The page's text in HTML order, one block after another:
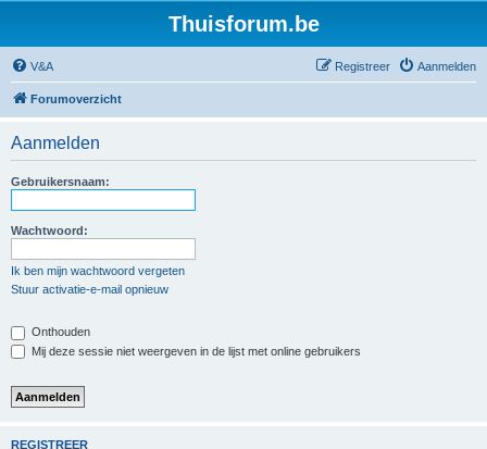
Thuisforum.be
V&A Aanmelden
Registreer
Forumoverzicht
Aanmelden
Gebruikersnaam:
Wachtwoord:
Ik ben mijn wachtwoord vergeten
Stuur activatie-e-mail opnieuw
Onthouden
Mij deze sessie niet weergeven in de lijst met online gebruikers
REGISTREER